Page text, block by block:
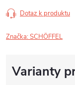
Dotaz k produktu
Značka:SCHÖFFEL